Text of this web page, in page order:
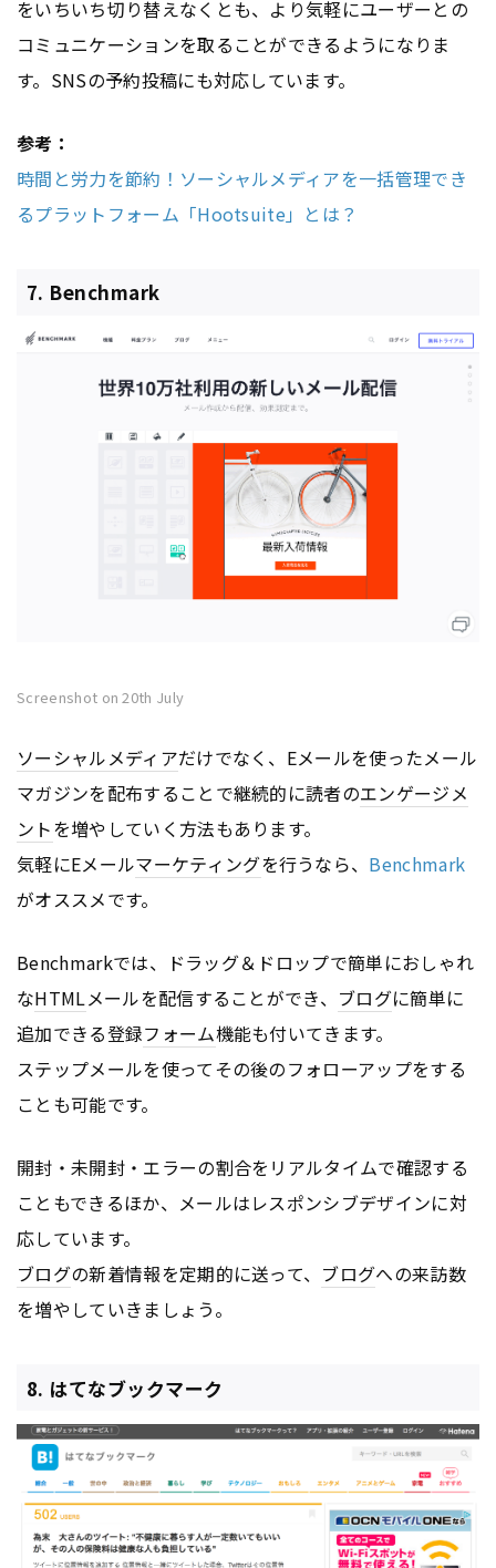
をいちいち切り替えなくとも、より気軽にユーザーとの
コミュニケーションを取ることができるようになりま
す。SNSの予約投稿にも対応しています。
参考：
時間と労力を節約！ソーシャルメディアを一括管理でき
るプラットフォーム「Hootsuite」とは？
7. Benchmark
Screenshot on 20th July
ソーシャルメディアだけでなく、Eメールを使ったメール
マガジンを配布することで継続的に読者のエンゲージメ
ントを増やしていく方法もあります。
気軽にEメールマーケティングを行うなら、 Benchmark
がオススメです。
Benchmarkでは、ドラッグ＆ドロップで簡単におしゃれ
なHTMLメールを配信することができ、 ブログに簡単に
追加できる登録フォーム機能も付いてきます。
ステップメールを使ってその後のフォローアップをする
ことも可能です。
開封・未開封・エラーの割合をリアルタイムで確認する
こともできるほか、メールはレスポンシブデザインに対
応しています。
ブログの新着情報を定期的に送って、 ブログへの来訪数
を増やしていきましょう。
8. はてなブックマーク